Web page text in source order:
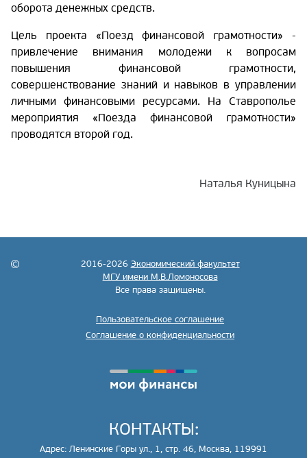
оборота денежных средств.
Цель проекта «Поезд финансовой грамотности» -
привлечение внимания молодежи к вопросам
повышения финансовой грамотности,
совершенствование знаний и навыков в управлении
личными финансовыми ресурсами. На Ставрополье
мероприятия «Поезда финансовой грамотности»
проводятся второй год.
Наталья Куницына
2016-2026 Экономический факультет
МГУ имени М.В.Ломоносова
Все права защищены.
Пользовательское соглашение
Соглашение о конфиденциальности
КОНТАКТЫ:
Адрес: Ленинские Горы ул., 1, стр. 46, Москва, 119991